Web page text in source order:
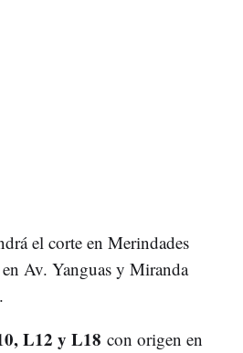
el corte en Merindades
Av. Yanguas y Miranda
L12 y L18 con origen en